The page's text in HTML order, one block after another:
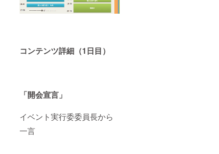
コンテンツ詳細（1日目）
「開会宣言」
イベント実行委委員長から
一言